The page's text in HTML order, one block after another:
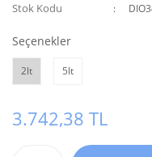
Stok Kodu
Seçenekler
2lt 5lt
3.742,38 TL